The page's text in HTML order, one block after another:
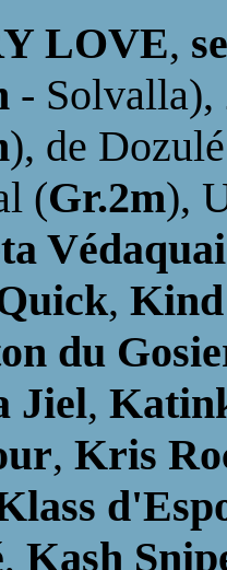
LOVE,
- Solvalla),
), de
(Gr.2m),
,
du
Jiel,
, Kris
, Kash